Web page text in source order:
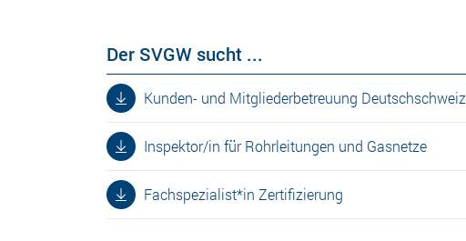
Der SVGW sucht ...
Kunden- und Mitgliederbetreuung Deutschschweiz
Inspektor/in für Rohrleitungen und Gasnetze
Fachspezialist*in Zertifizierung